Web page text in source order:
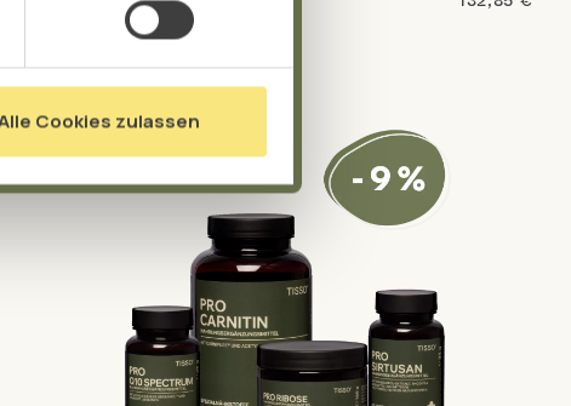
Cookies zulassen
inkl. MwSt. zzgl. Versand